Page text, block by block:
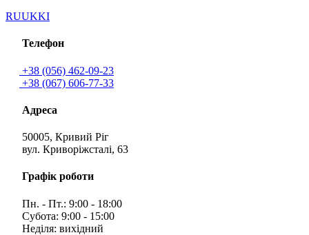
RUUKKI
Телефон
+38 (056) 462-09-23
+38 (067) 606-77-33
Адреса
50005, Кривий Ріг
вул. Криворіжсталі, 63
Графік роботи
Пн. - Пт.: 9:00 - 18:00
Субота: 9:00 - 15:00
Неділя: вихідний